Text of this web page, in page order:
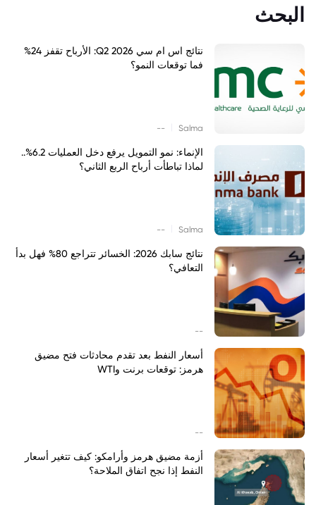
البحث
نتائج اس ام سي Q2 2026: الأرباح تقفز 24%
فما توقعات النمو؟
Salma
--
الإنماء: نمو التمويل يرفع دخل العمليات 6.2%..
لماذا تباطأت أرباح الربع الثاني؟
Salma
--
نتائج سابك 2026: الخسائر تتراجع 80% فهل بدأ
التعافي؟
--
أسعار النفط بعد تقدم محادثات فتح مضيق
هرمز: توقعات برنت وWTI
--
أزمة مضيق هرمز وأرامكو: كيف تتغير أسعار
النفط إذا نجح اتفاق الملاحة؟